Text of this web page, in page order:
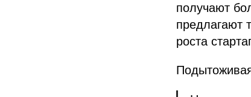
получают
предлагают
роста